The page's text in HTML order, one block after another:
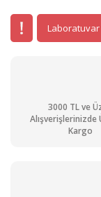
Laboratuvar
3000 TL ve
Alışverişlerinizde
Kargo